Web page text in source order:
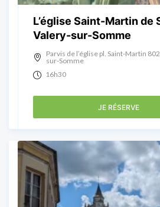
L’église Saint-Martin de
Valery-sur-Somme
Parvis de l’église pl. Saint-Martin
sur-Somme
16h30
JE RÉSERVE